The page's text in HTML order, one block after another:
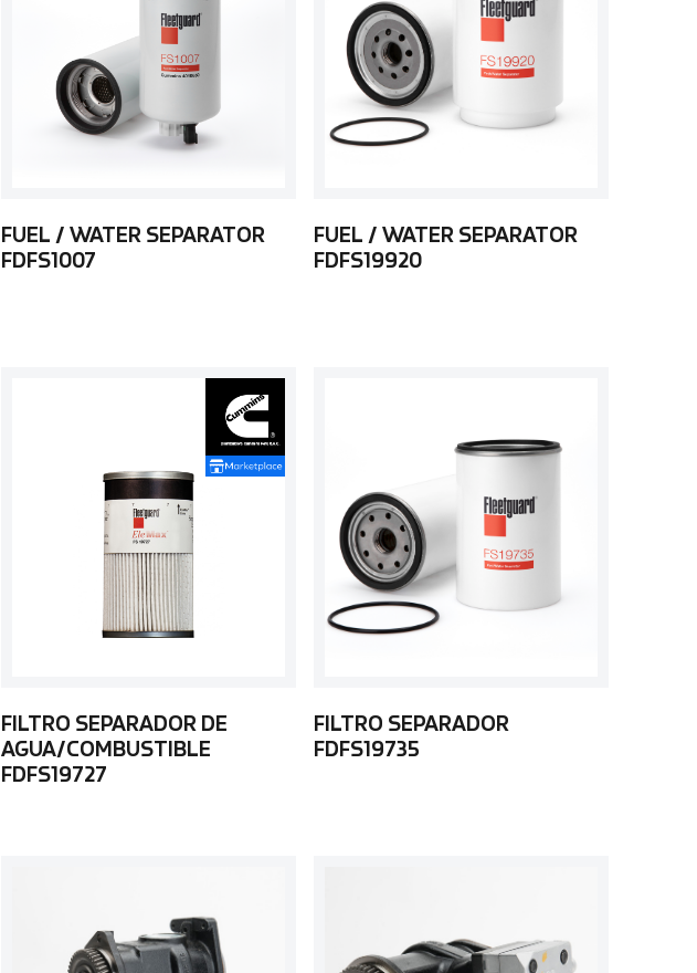
FUEL / WATER SEPARATOR
FDFS1007
FUEL / WATER SEPARATOR
FDFS19920
FILTRO SEPARADOR DE
AGUA/COMBUSTIBLE
FDFS19727
FILTRO SEPARADOR
FDFS19735